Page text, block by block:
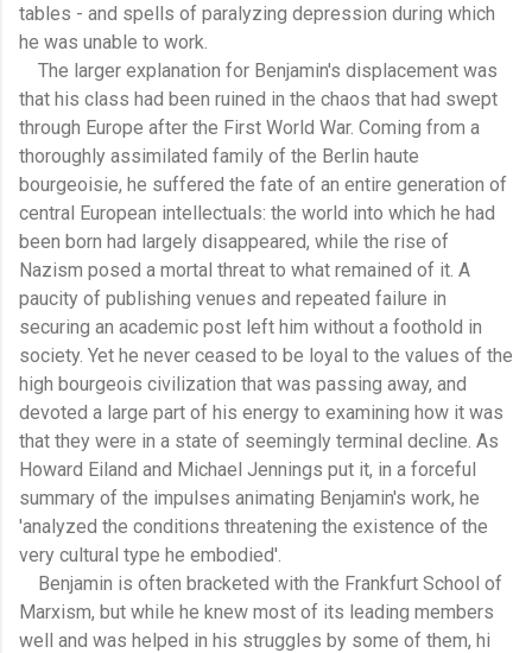
tables - and spells of paralyzing depression during which
he was unable to work.
The larger explanation for Benjamin's displacement was
that his class had been ruined in the chaos that had swept
through Europe after the First World War. Coming from a
thoroughly assimilated family of the Berlin haute
bourgeoisie, he suffered the fate of an entire generation of
central European intellectuals: the world into which he had
been born had largely disappeared, while the rise of
Nazism posed a mortal threat to what remained of it. A
paucity of publishing venues and repeated failure in
securing an academic post left him without a foothold in
society. Yet he never ceased to be loyal to the values of the
high bourgeois civilization that was passing away, and
devoted a large part of his energy to examining how it was
that they were in a state of seemingly terminal decline. As
Howard Eiland and Michael Jennings put it, in a forceful
summary of the impulses animating Benjamin's work, he
'analyzed the conditions threatening the existence of the
very cultural type he embodied'.
Benjamin is often bracketed with the Frankfurt School of
Marxism, but while he knew most of its leading members
well and was helped in his struggles by some of them, hi